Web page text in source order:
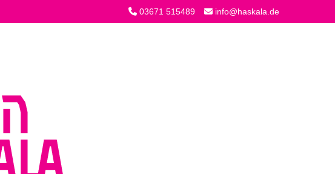
03671 515489 info@haskala.de